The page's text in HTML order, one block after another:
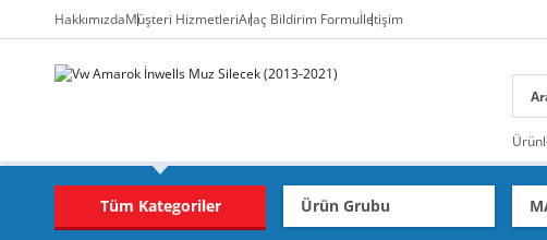
HakkımızdaMüşteri HizmetleriAraç Bildirim Formuİletişim
Tüm Kategoriler